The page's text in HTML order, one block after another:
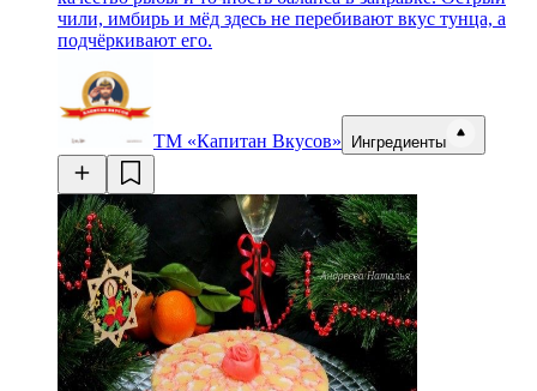
чили, имбирь и мёд здесь не перебивают вкус тунца, а
подчёркивают его.
ТМ «Капитан Вкусов» Ингредиенты